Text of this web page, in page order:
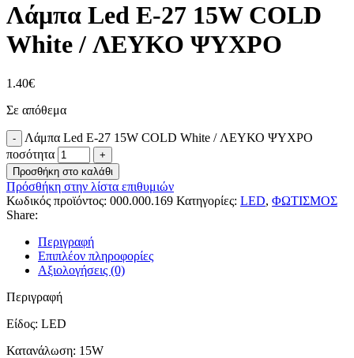
Λάμπα Led E-27 15W COLD
White / ΛΕΥΚΟ ΨΥΧΡΟ
1.40€
Σε απόθεμα
Λάμπα Led E-27 15W COLD White / ΛΕΥΚΟ ΨΥΧΡΟ
ποσότητα
Προσθήκη στο καλάθι
Πρόσθήκη στην λίστα επιθυμιών
Κωδικός προϊόντος: 000.000.169 Κατηγορίες: LED, ΦΩΤΙΣΜΟΣ
Share:
Περιγραφή
Επιπλέον πληροφορίες
Αξιολογήσεις (0)
Περιγραφή
Είδος: LED
Κατανάλωση: 15W